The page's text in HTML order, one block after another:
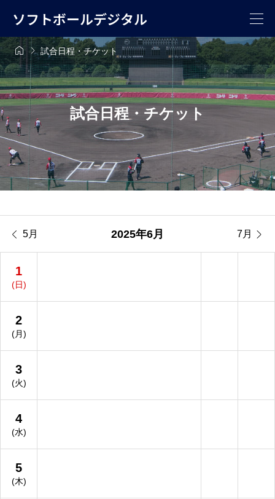
ソフトボールデジタル
試合日程・チケット
試合日程・チケット
 5月 2025年6月 7月 
1
(日)
2
(月)
3
(火)
4
(水)
5
(木)